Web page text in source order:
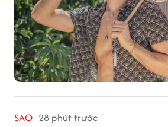
SAO 28 phút trước